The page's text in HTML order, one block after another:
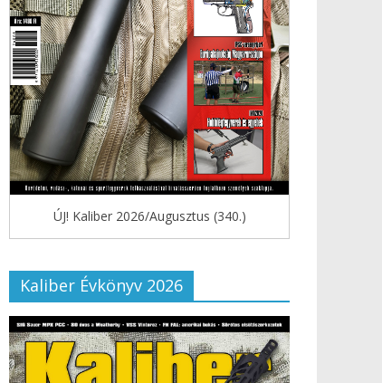
ÚJ! Kaliber 2026/Augusztus (340.)
Kaliber Évkönyv 2026